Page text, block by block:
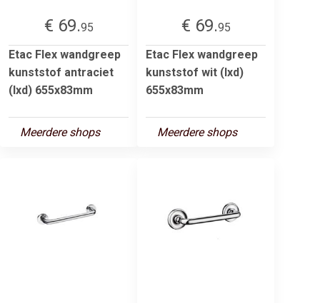
€ 69.95
Etac Flex wandgreep
kunststof antraciet
(lxd) 655x83mm
Meerdere shops
€ 69.95
Etac Flex wandgreep
kunststof wit (lxd)
655x83mm
Meerdere shops